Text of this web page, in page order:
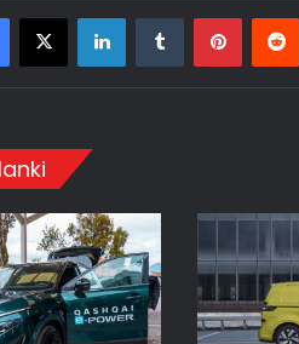
Facebook
X LinkedInTumblr Pinterest